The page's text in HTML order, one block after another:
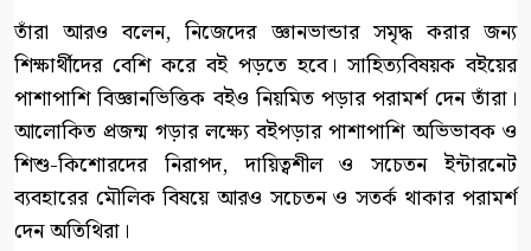
তাঁরা আরও বলেন, নিজেদের জ্ঞানভান্ডার সমৃদ্ধ করার জন্য
শিক্ষার্থীদের বেশি করে বই পড়তে হবে। সাহিত্যবিষয়ক বইয়ের
পাশাপাশি বিজ্ঞানভিত্তিক বইও নিয়মিত পড়ার পরামর্শ দেন তাঁরা।
আলোকিত প্রজন্ম গড়ার লক্ষ্যে বইপড়ার পাশাপাশি অভিভাবক ও
শিশু-কিশোরদের নিরাপদ, দায়িত্বশীল ও সচেতন ইন্টারনেট
ব্যবহারের মৌলিক বিষয়ে আরও সচেতন ও সতর্ক থাকার পরামর্শ
দেন অতিথিরা।